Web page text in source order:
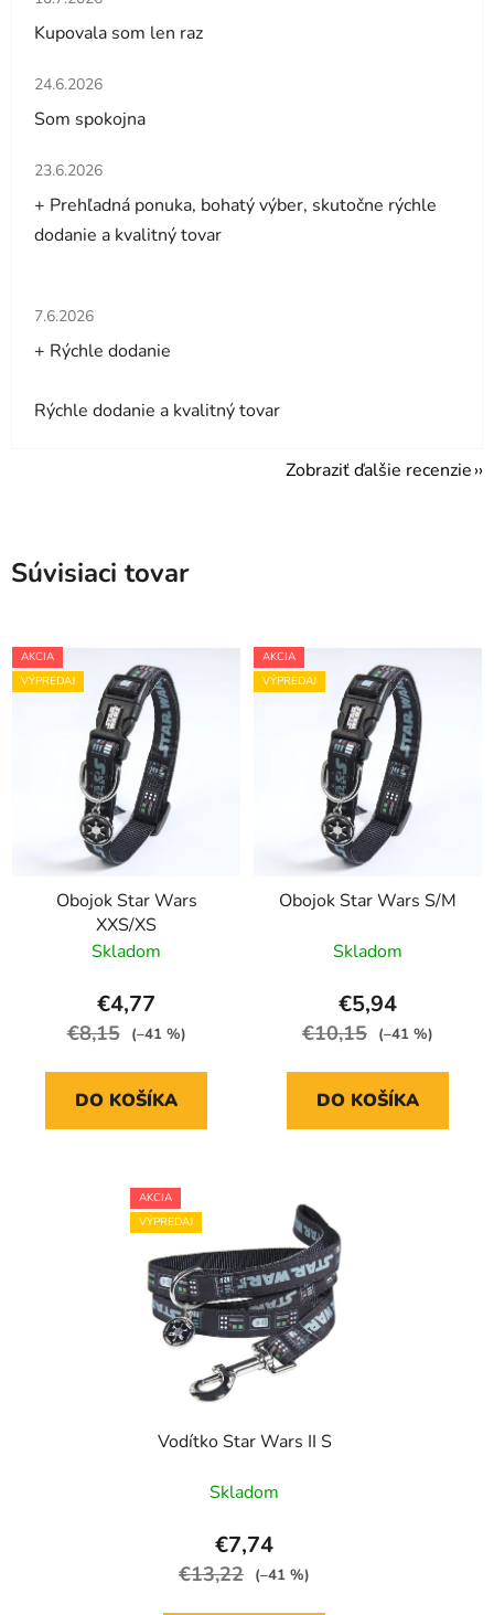
Kupovala som len raz
Hodnotenie obchodu je 5 z 5 hviezdičiek.
24.6.2026
Som spokojna
Hodnotenie obchodu je 5 z 5 hviezdičiek.
23.6.2026
+ Prehľadná ponuka, bohatý výber, skutočne rýchle
dodanie a kvalitný tovar
Hodnotenie obchodu je 5 z 5 hviezdičiek.
7.6.2026
+ Rýchle dodanie
Rýchle dodanie a kvalitný tovar
Zobraziť ďalšie recenzie
Súvisiaci tovar
AKCIA
VÝPREDAJ
Obojok Star Wars
XXS/XS
Skladom
€4,77
€8,15 (–41 %)
DO KOŠÍKA
AKCIA
VÝPREDAJ
Obojok Star Wars S/M
Skladom
€5,94
€10,15 (–41 %)
DO KOŠÍKA
AKCIA
VÝPREDAJ
Vodítko Star Wars II S
Skladom
€7,74
€13,22 (–41 %)